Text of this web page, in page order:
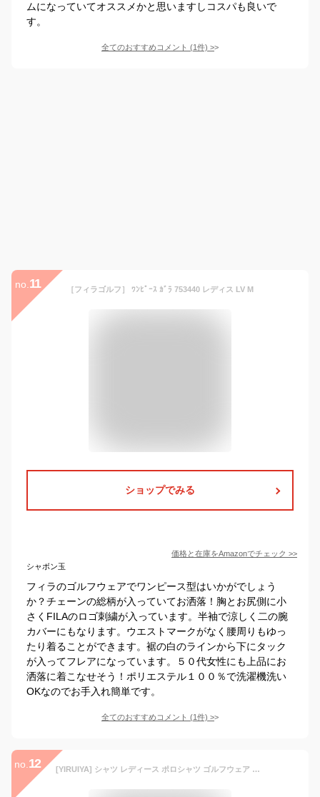
ムになっていてオススメかと思いますしコスパも良いで
す。
全てのおすすめコメント (1件) >
no. 11 ［フィラゴルフ］ ﾜﾝﾋﾟｰｽ ｶﾞﾗ 753440 レディス LV M
ショップでみる
価格と在庫をAmazonでチェック >>
シャボン玉
フィラのゴルフウェアでワンピース型はいかがでしょう
か？チェーンの総柄が入っていてお洒落！胸とお尻側に小
さくFILAのロゴ刺繍が入っています。半袖で涼しく二の腕
カバーにもなります。ウエストマークがなく腰周りもゆっ
たり着ることができます。裾の白のラインから下にタック
が入ってフレアになっています。５０代女性にも上品にお
洒落に着こなせそう！ポリエステル１００％で洗濯機洗い
OKなのでお手入れ簡単です。
全てのおすすめコメント (1件) >
no. 12 [YIRUIYA] シャツ レディース ポロシャツ ゴルフウェア テニスウェア ハーフジップ 春 夏 トップス スポーツ 日常 吸汗速乾 通気 日焼け止め